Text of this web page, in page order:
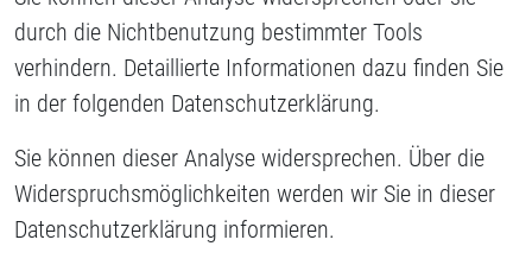
durch die Nichtbenutzung bestimmter Tools
verhindern. Detaillierte Informationen dazu finden Sie
in der folgenden Datenschutzerklärung.
Sie können dieser Analyse widersprechen. Über die
Widerspruchsmöglichkeiten werden wir Sie in dieser
Datenschutzerklärung informieren.